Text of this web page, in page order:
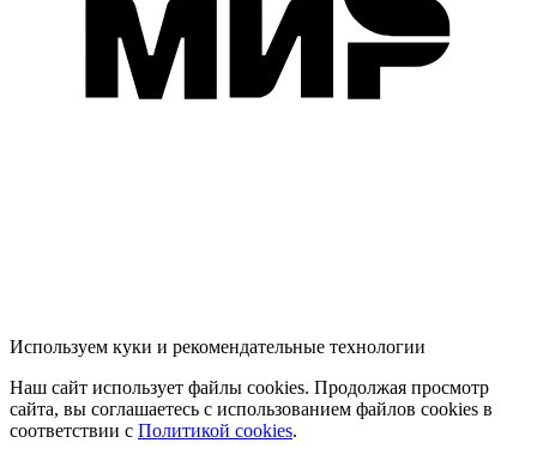
Используем куки и рекомендательные технологии
Наш сайт использует файлы cookies. Продолжая просмотр
сайта, вы соглашаетесь с использованием файлов cookies в
соответствии с Политикой cookies.